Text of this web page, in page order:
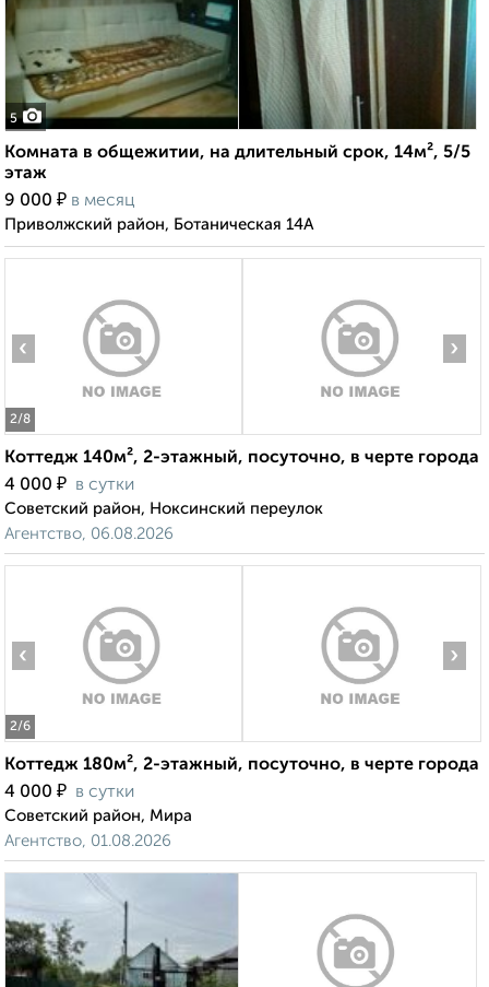
5
Комната в общежитии, на длительный срок, 14м², 5/5
этаж
9 000 ₽ в месяц
Приволжский район, Ботаническая 14А
2/8
‹ ›
Коттедж 140м², 2-этажный, посуточно, в черте города
4 000 ₽ в сутки
Советский район, Ноксинский переулок
Агентство, 06.08.2026
2/6
‹ ›
Коттедж 180м², 2-этажный, посуточно, в черте города
4 000 ₽ в сутки
Советский район, Мира
Агентство, 01.08.2026